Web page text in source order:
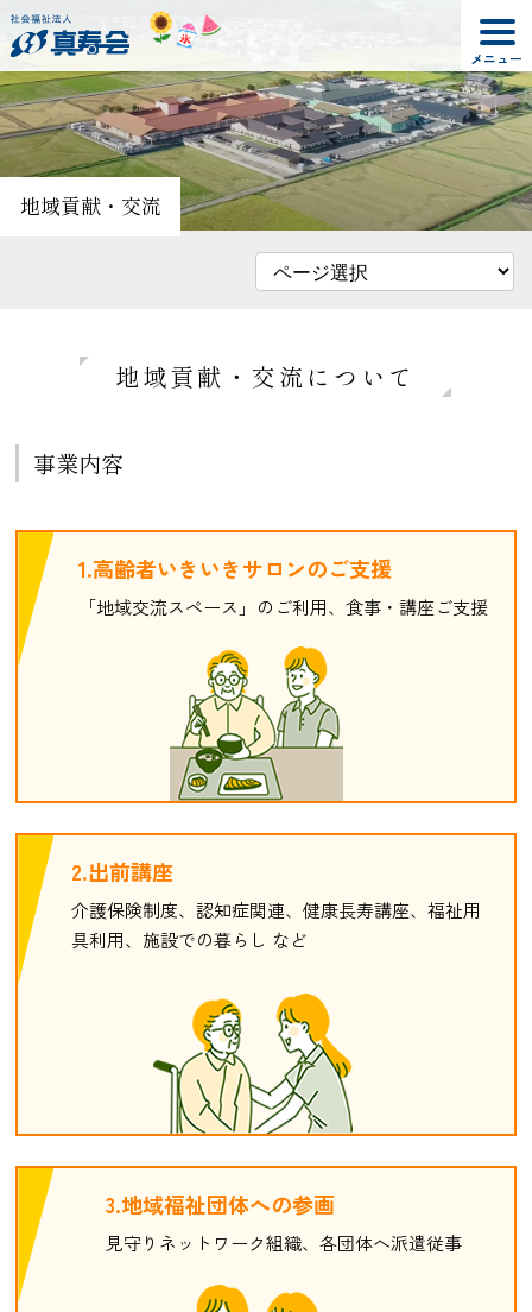
地域貢献・交流
地域貢献・交流について
事業内容
1.高齢者いきいきサロンのご支援
「地域交流スペース」のご利用、食事・講座ご支援
2.出前講座
介護保険制度、認知症関連、健康長寿講座、福祉用
具利用、施設での暮らし など
3.地域福祉団体への参画
見守りネットワーク組織、各団体へ派遣従事